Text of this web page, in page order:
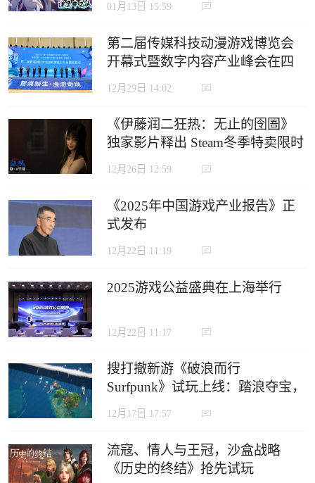
01月13日 15:59
第二届传媒科技动漫游戏博览会
开幕式暨数字内容产业峰会在四
川成都举办
12月29日 14:02
《伊藤润二狂热：无止的囹圄》
独家影片释出 Steam冬季特卖限时
85折开跑
12月26日 12:59
《2025年中国游戏产业报告》正
式发布
12月22日 11:19
2025游戏公益盛典在上海举行
12月22日 11:17
搜打撤新游《破浪而行
Surfpunk》试玩上线：踏浪夺宝，
在海啸来临前狂揽战利品！
12月17日 17:57
流寇、情人与王冠，沙盒战略
《历史的终结》抢先试玩